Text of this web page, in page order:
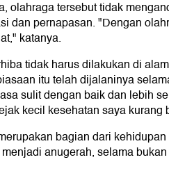
olahraga tersebut tidak
dan pernapasan. "Dengan
katanya.
tidak harus dilakukan di
itu telah dijalaninya
sulit dengan baik dan lebih
kecil kesehatan saya kurang
bagian dari
anugerah, selama